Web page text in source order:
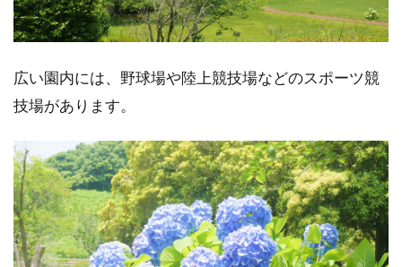
広い園内には、野球場や陸上競技場などのスポーツ競
技場があります。